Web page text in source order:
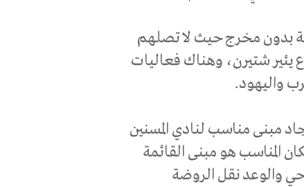
جديد هو شارع هلبرين يسكنه 20 عائلة بدون مخرج حيث لا تصلهم
يئير شتيرن، وهناك فعاليات
واليهود.
مبنى مناسب لنادي المسنين
المناسب هو مبنى القائمة
والوعد نقل الروضة